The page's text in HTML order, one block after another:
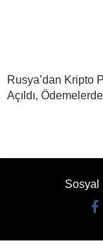
Rusya’dan Kripto
Açıldı,
Sosyal